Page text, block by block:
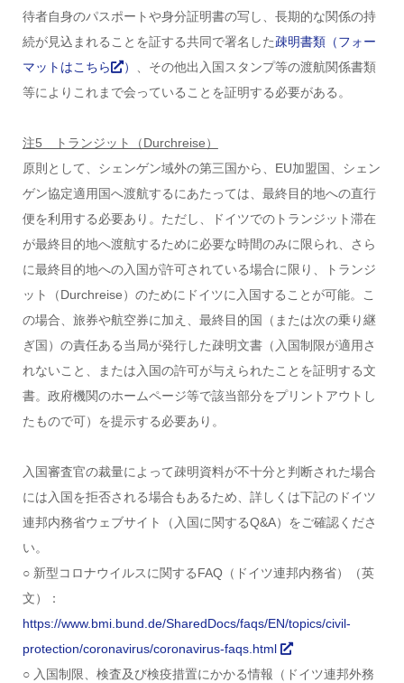
待者自身のパスポートや身分証明書の写し、長期的な関係の持
続が見込まれることを証する共同で署名した疎明書類（フォー
マットはこちら
）
、その他出入国スタンプ等の渡航関係書類
等によりこれまで会っていることを証明する必要がある。
注5 トランジット（Durchreise）
原則として、シェンゲン域外の第三国から、EU加盟国、シェン
ゲン協定適用国へ渡航するにあたっては、最終目的地への直行
便を利用する必要あり。ただし、ドイツでのトランジット滞在
が最終目的地へ渡航するために必要な時間のみに限られ、さら
に最終目的地への入国が許可されている場合に限り、トランジ
ット（Durchreise）のためにドイツに入国することが可能。こ
の場合、旅券や航空券に加え、最終目的国（または次の乗り継
ぎ国）の責任ある当局が発行した疎明文書（入国制限が適用さ
れないこと、または入国の許可が与えられたことを証明する文
書。政府機関のホームページ等で該当部分をプリントアウトし
たもので可）を提示する必要あり。
入国審査官の裁量によって疎明資料が不十分と判断された場合
には入国を拒否される場合もあるため、詳しくは下記のドイツ
連邦内務省ウェブサイト（入国に関するQ&A）をご確認くださ
い。
○ 新型コロナウイルスに関するFAQ（ドイツ連邦内務省）（英
文）：
https://www.bmi.bund.de/SharedDocs/faqs/EN/topics/civil-
protection/coronavirus/coronavirus-faqs.html
○ 入国制限、検査及び検疫措置にかかる情報（ドイツ連邦外務